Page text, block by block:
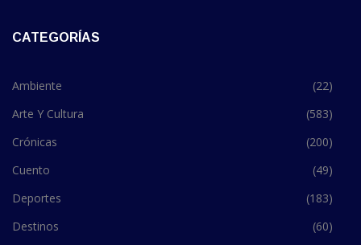
CATEGORÍAS
Ambiente
(22)
Arte Y Cultura
(583)
Crónicas
(200)
Cuento
(49)
Deportes
(183)
Destinos
(60)